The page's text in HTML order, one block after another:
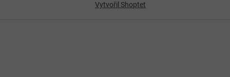
Vytvořil Shoptet